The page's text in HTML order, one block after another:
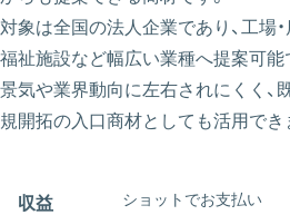
対象は全国の法人企業であり、工場・
福祉施設など幅広い業種へ提案可能
景気や業界動向に左右されにくく、
規開拓の入口商材としても活用でき
収益 ショットでお支払い